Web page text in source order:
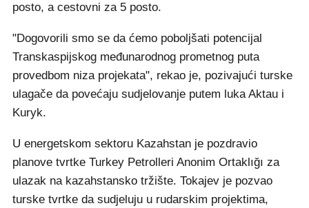
posto, a cestovni za 5 posto.
"Dogovorili smo se da ćemo poboljšati potencijal
Transkaspijskog međunarodnog prometnog puta
provedbom niza projekata", rekao je, pozivajući turske
ulagače da povećaju sudjelovanje putem luka Aktau i
Kuryk.
U energetskom sektoru Kazahstan je pozdravio
planove tvrtke Turkey Petrolleri Anonim Ortaklığı za
ulazak na kazahstansko tržište. Tokajev je pozvao
turske tvrtke da sudjeluju u rudarskim projektima,